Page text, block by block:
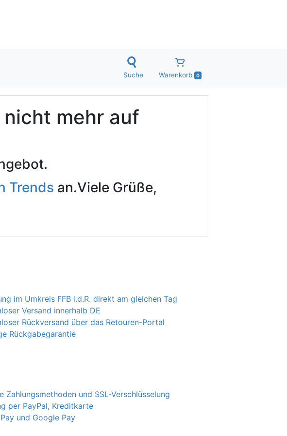
Suche Warenkorb 0
mehr auf
Trends an.Viele Grüße,
im Umkreis FFB i.d.R. direkt am gleichen Tag
Versand innerhalb DE
Rückversand über das Retouren-Portal
Rückgabegarantie
Zahlungsmethoden und SSL-Verschlüsselung
per PayPal, Kreditkarte
und Google Pay